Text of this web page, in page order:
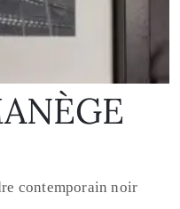
contemporain noir